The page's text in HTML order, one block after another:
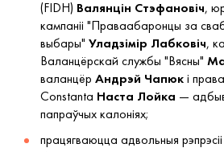
(FIDH) Валянцін Стэфановіч,
кампаніі "Праваабаронцы за
выбары" Уладзімір Лабковіч,
Валанцёрскай службы "Вясны"
валанцёр Андрэй Чапюкі
Constanta Наста Лойка —
папраўчых калоніях;
працягваюцца адвольныя